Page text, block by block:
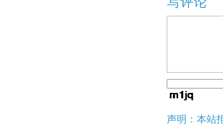
声明：本站